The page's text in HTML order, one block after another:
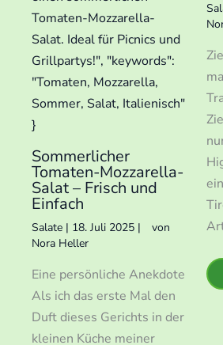
Sommerlicher
Tomaten-Mozzarella-
Salat – Frisch und
Einfach
Salate | 18. Juli 2025 |
von
Nora Heller
Eine persönliche Anekdote
Als ich das erste Mal den
Duft dieses Gerichts in der
kleinen Küche meiner